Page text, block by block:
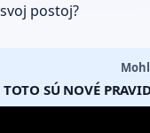
svoj postoj?
TOTO SÚ NOVÉ